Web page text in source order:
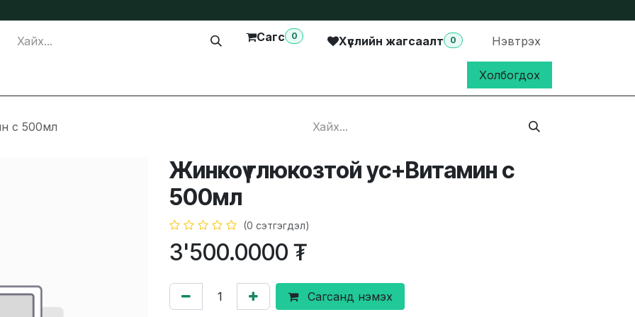
Сагс 0 Хүслийн жагсаалт 0 Нэвтрэх
Холбогдох
с 500мл
Жинкоү глюкозтой ус+Витамин с
500мл
(0 сэтгэгдэл)
3'500.0000 ₮
Сагсанд нэмэх